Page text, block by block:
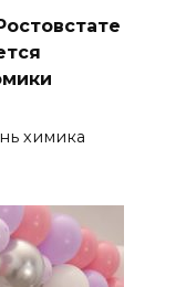
более
химика